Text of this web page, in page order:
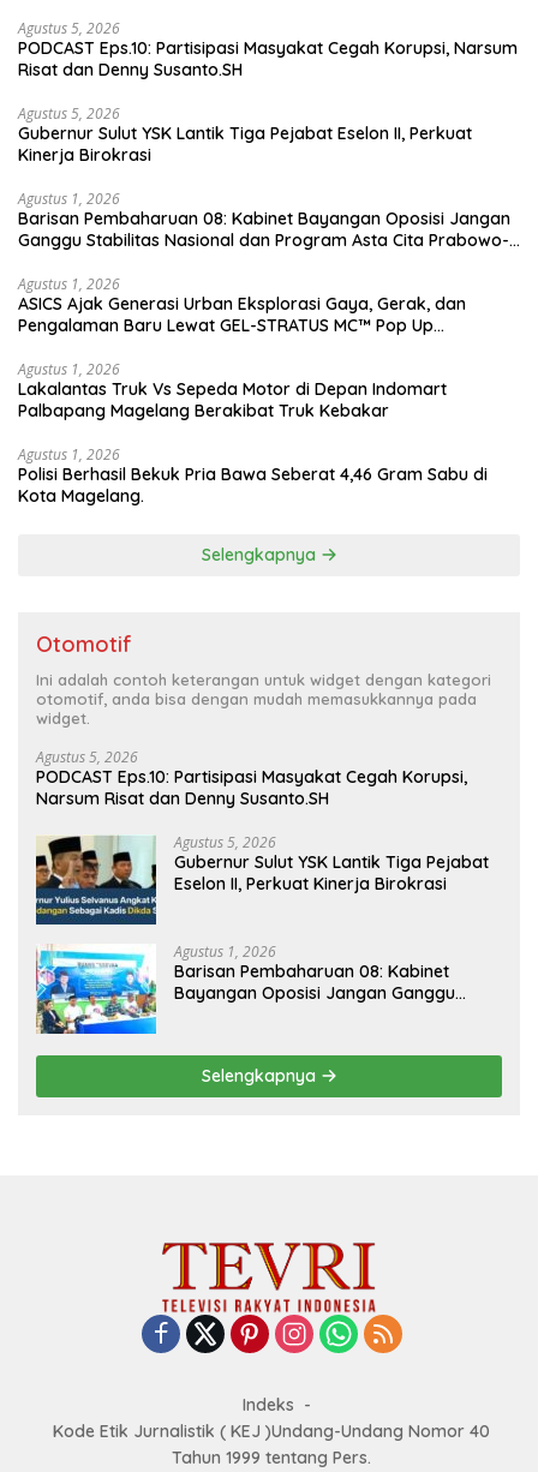
Agustus 5, 2026
PODCAST Eps.10: Partisipasi Masyakat Cegah Korupsi, Narsum
Risat dan Denny Susanto.SH
Agustus 5, 2026
Gubernur Sulut YSK Lantik Tiga Pejabat Eselon II, Perkuat
Kinerja Birokrasi
Agustus 1, 2026
Barisan Pembaharuan 08: Kabinet Bayangan Oposisi Jangan
Ganggu Stabilitas Nasional dan Program Asta Cita Prabowo-
Agustus 1, 2026
ASICS Ajak Generasi Urban Eksplorasi Gaya, Gerak, dan
Pengalaman Baru Lewat GEL-STRATUS MC™ Pop Up
Agustus 1, 2026
Lakalantas Truk Vs Sepeda Motor di Depan Indomart
Palbapang Magelang Berakibat Truk Kebakar
Agustus 1, 2026
Polisi Berhasil Bekuk Pria Bawa Seberat 4,46 Gram Sabu di
Kota Magelang.
Selengkapnya
Otomotif
Ini adalah contoh keterangan untuk widget dengan kategori
otomotif, anda bisa dengan mudah memasukkannya pada
widget.
Agustus 5, 2026
PODCAST Eps.10: Partisipasi Masyakat Cegah Korupsi,
Narsum Risat dan Denny Susanto.SH
Agustus 5, 2026
Gubernur Sulut YSK Lantik Tiga Pejabat
Eselon II, Perkuat Kinerja Birokrasi
Agustus 1, 2026
Barisan Pembaharuan 08: Kabinet
Bayangan Oposisi Jangan Ganggu
Selengkapnya
Indeks
Kode Etik Jurnalistik ( KEJ )Undang-Undang Nomor 40
Tahun 1999 tentang Pers.